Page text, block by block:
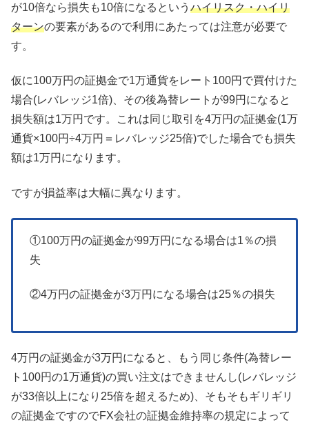
が10倍なら損失も10倍になるという ハイリスク・ハイリ
ターンの要素があるので利用にあたっては注意が必要で
す。
仮に100万円の証拠金で1万通貨をレート100円で買付けた
場合(レバレッジ1倍)、その後為替レートが99円になると
損失額は1万円です。これは同じ取引を4万円の証拠金(1万
通貨×100円÷4万円＝レバレッジ25倍)でした場合でも損失
額は1万円になります。
ですが損益率は大幅に異なります。
①100万円の証拠金が99万円になる場合は1％の損
失
②4万円の証拠金が3万円になる場合は25％の損失
4万円の証拠金が3万円になると、もう同じ条件(為替レー
ト100円の1万通貨)の買い注文はできませんし(レバレッジ
が33倍以上になり25倍を超えるため)、そもそもギリギリ
の証拠金ですのでFX会社の証拠金維持率の規定によって